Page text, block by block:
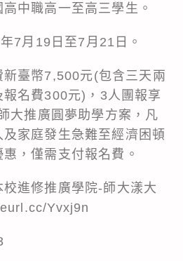
中職高一至高三學生。
7月19日至7月21日。
新臺幣7,500元(包含三天兩
名費300元)，3人團報享
大推廣圓夢助學方案，凡
家庭發生急難至經濟困頓
，僅需支付報名費。
進修推廣學院-師大漾大
Yvxj9n